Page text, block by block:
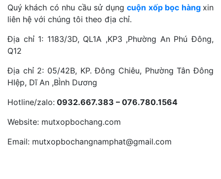
Quý khách có nhu cầu sử dụngcuộn xốp bọc hàng xin
liên hệ với chúng tôi theo địa chỉ.
Địa chỉ 1: 1183/3D, QL1A ,KP3 ,Phường An Phú Đông,
Q12
Địa chỉ 2: 05/42B, KP. Đông Chiêu, Phường Tân Đông
HIệp, Dĩ An ,BÌnh Dương
Hotline/zalo: 0932.667.383 – 076.780.1564
Website: mutxopbochang.com
Email: mutxopbochangnamphat@gmail.com